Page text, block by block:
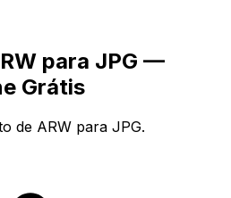
para JPG —
Grátis
de ARW para JPG.